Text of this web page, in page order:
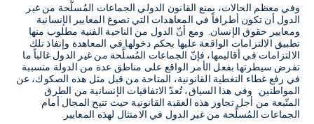
وفي معظم الحالات، يمنع القانون الدولي الجماعات المُسلَّحة من غير
الدول أن تكون أطرافاً في المعاهدات التي تصوغ المعايير الإنسانية
ومعايير حقوق الإنسان. ومع أنّ الدول من الناحية الفنية مطلوب منها
تطبيق الالتزامات الواقعة عليها بحكم دخولها في المعاهدة وإنفاذ تلك
الالتزامات في أقاليمها، فإنّ الجماعات المُسلَّحة من غير الدول غالباً ما
تفرض سيطرتها بفعل الأمر الواقع على مناطق عدة من الدولة متسببة
في رفع غطاء التغطية القانونية، المتاحة من قبل مثل هذه الصكوك، عن
المواطنين. وفي هذا السياق، تُعدّ الاتفاقيات الإنسانية من الطرق
المتّبعة من أجل تجاوز هذه العقبة القانونية حيث تتيح المجال أمام
الجماعات المُسلَّحة من غير الدول في الامتثال لهذه المعايير.